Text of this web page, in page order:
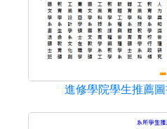
進修學院學生推薦